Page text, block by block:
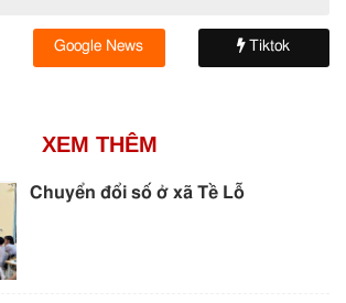
Google News Tiktok
XEM THÊM
Chuyển đổi số ở xã Tề Lỗ